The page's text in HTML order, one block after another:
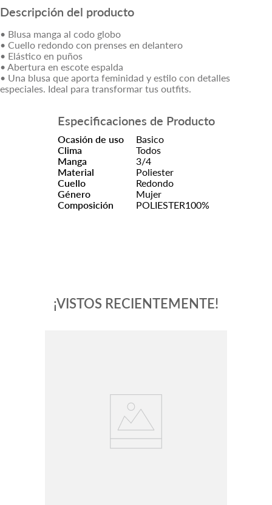
Descripción del producto
• Blusa manga al codo globo
• Cuello redondo con prenses en delantero
• Elástico en puños
• Abertura en escote espalda
• Una blusa que aporta feminidad y estilo con detalles
especiales. Ideal para transformar tus outfits.
Especificaciones de Producto
Ocasión de uso
Basico
Clima
Todos
Manga
3/4
Material
Poliester
Cuello
Redondo
Género
Mujer
Composición
POLIESTER100%
¡VISTOS RECIENTEMENTE!